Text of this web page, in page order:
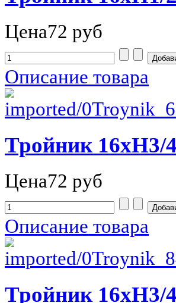
Цена72 руб
Описание товара
Тройник 16хН3/
Цена72 руб
Описание товара
Тройник 16хН3/